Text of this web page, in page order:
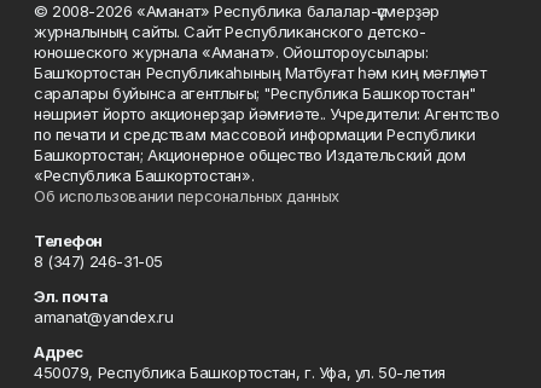
© 2008-2026 «Аманат» Республика балалар-үҫмерҙәр
журналының сайты. Сайт Республиканского детско-
юношеского журнала «Аманат». Ойоштороусылары:
Башҡортостан Республикаһының Матбуғат һәм киң мәғлүмәт
саралары буйынса агентлығы; "Республика Башкортостан"
нәшриәт йорто акционерҙар йәмғиәте.. Учредители: Агентство
по печати и средствам массовой информации Республики
Башкортостан; Акционерное общество Издательский дом
«Республика Башкортостан».
Об использовании персональных данных
Телефон
8 (347) 246-31-05
Эл. почта
amanat@yandex.ru
Адрес
450079, Республика Башкортостан, г. Уфа, ул. 50-летия